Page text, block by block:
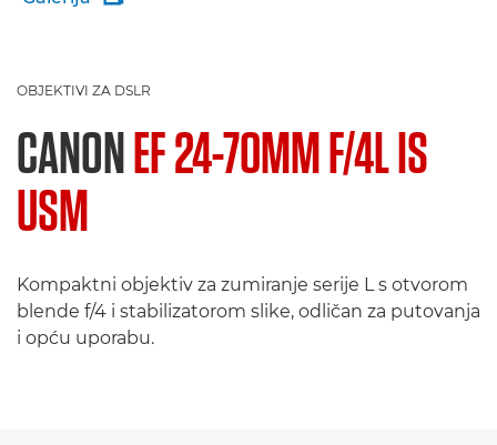
OBJEKTIVI ZA DSLR
CANONEF 24-70MM F/4L IS
USM
Kompaktni objektiv za zumiranje serije L s otvorom
blende f/4 i stabilizatorom slike, odličan za putovanja
i opću uporabu.